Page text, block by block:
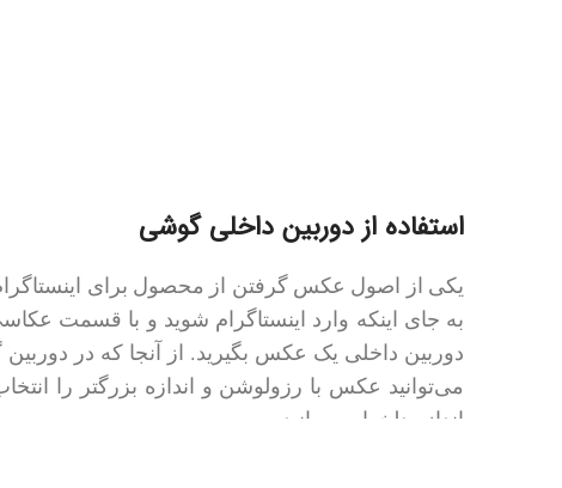
استفاده از دوربین داخلی گوشی
یکی از اصول عکس گرفتن از محصول برای
به جای اینکه وارد اینستاگرام شوید و با قسمت
دوربین داخلی یک عکس بگیرید. از آنجا که در
می‌توانید عکس با رزولوشن و اندازه بزرگتر را
اندازه دلخواه برسانید.